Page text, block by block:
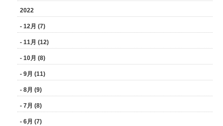
2022
- 12月 (7)
- 11月 (12)
- 10月 (8)
- 9月 (11)
- 8月 (9)
- 7月 (8)
- 6月 (7)